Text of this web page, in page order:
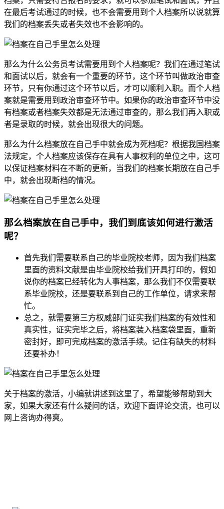
在最后考试通过的时候，也不会需要用到个人档案所以说就算
我们的档案丢失或者失效也不会影响的。
那么为什么公务员考试需要用到个人档案呢？我们在通过笔试
和面试以后，就会有一个重要的环节，这个环节叫做政治审查
环节，只有你通过这个环节以后，才可以顺利入职。而个人档
案就是需要用到政治审查环节中。如果你的政治审查环节中没
有档案或者档案失效都是无法通过审查的，那么我们再入职或
者是录取的时候，就会出现很大的问题。
那么为什么档案放在自己手中就会成为死档呢？根据我国档案
法规定，个人档案应该保存在具有人事权利的单位之中，这可
以保证档案材料在不断的更新，当我们的档案长期放在自己手
中，就会出现断档的情况。
那么档案放在自己手中，我们到底该如何进行激活
呢？
首先我们需要联系自己的毕业院校老师，因为我们档案
里面的资料文献是由毕业院校给我们开具打印的，假如
说你的档案已经转化为人事档案，那么我们不仅需要联
系毕业院校，还是要联系到自己的工作单位，请求来帮
忙。
总之，就需要第三方权威部门证实我们档案的有效性和
真实性，证实完毕之后，将档案装入档案袋里面，重新
密封好，即可完成档案的激活手续。记住有缺失的材料
还要补办！
关于档案的激活，小编就讲述到这里了，希望能够帮助到大
家，如果大家还有什么疑问的话，欢迎下面评论交流，也可以
网上咨询办得爽。